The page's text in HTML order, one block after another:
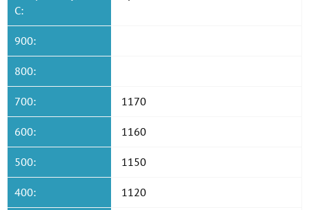
C:
900:
800:
700: 1170
600: 1160
500: 1150
400: 1120